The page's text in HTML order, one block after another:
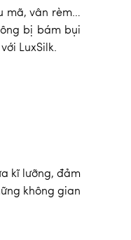
mã, vân rèm…
bị bám bụi
LuxSilk.
kĩ lưỡng, đảm
không gian